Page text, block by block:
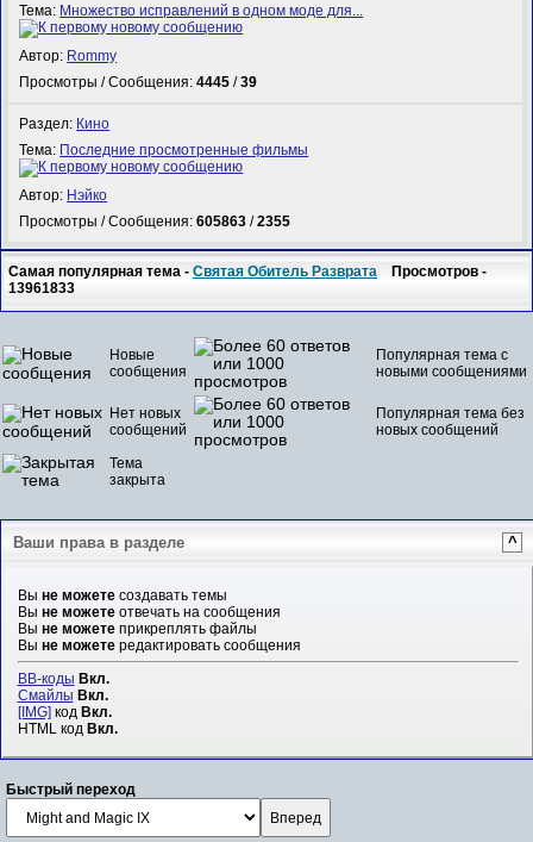
Тема: Множество исправлений в одном моде для...
Автор: Rommy
Просмотры / Сообщения:4445 /39
Раздел: Кино
Тема: Последние просмотренные фильмы
Автор: Нэйко
Просмотры / Сообщения:605863 /2355
Самая популярная тема -Святая Обитель Разврата Просмотров -
13961833
Новые
сообщения
Популярная тема с
новыми сообщениями
Нет новых
сообщений
Популярная тема без
новых сообщений
Тема
закрыта
Ваши права в разделе ^
Вы не можетесоздавать темы
Вы не можетеотвечать на сообщения
Вы не можетеприкреплять файлы
Вы не можетередактировать сообщения
BB-коды Вкл.
Смайлы Вкл.
[IMG]код Вкл.
HTML код Вкл.
Быстрый переход